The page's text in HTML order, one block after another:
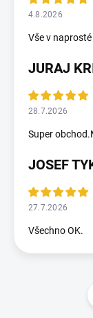
4.8.2026
Vše v
JURAJ
28.7.2026
Super
JOSEF
27.7.2026
Všechno OK.